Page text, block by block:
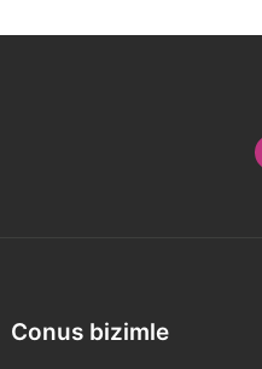
Conus bizimle